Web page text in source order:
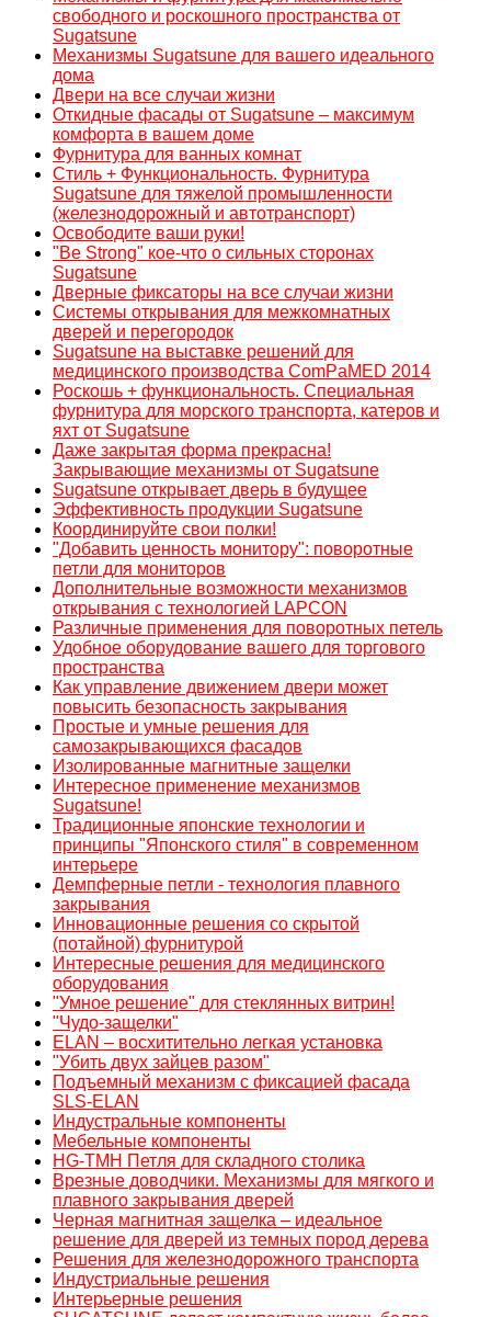
свободного и роскошного пространства от
Sugatsune
Механизмы Sugatsune для вашего идеального
дома
Двери на все случаи жизни
Откидные фасады от Sugatsune – максимум
комфорта в вашем доме
Фурнитура для ванных комнат
Стиль + Функциональность. Фурнитура
Sugatsune для тяжелой промышленности
(железнодорожный и автотранспорт)
Освободите ваши руки!
"Be Strong" кое-что о сильных сторонах
Sugatsune
Дверные фиксаторы на все случаи жизни
Системы открывания для межкомнатных
дверей и перегородок
Sugatsune на выставке решений для
медицинского производства ComPaMED 2014
Роскошь + функциональность. Специальная
фурнитура для морского транспорта, катеров и
яхт от Sugatsune
Даже закрытая форма прекрасна!
Закрывающие механизмы от Sugatsune
Sugatsune открывает дверь в будущее
Эффективность продукции Sugatsune
Координируйте свои полки!
"Добавить ценность монитору": поворотные
петли для мониторов
Дополнительные возможности механизмов
открывания с технологией LAPCON
Различные применения для поворотных петель
Удобное оборудование вашего для торгового
пространства
Как управление движением двери может
повысить безопасность закрывания
Простые и умные решения для
самозакрывающихся фасадов
Изолированные магнитные защелки
Интересное применение механизмов
Sugatsune!
Традиционные японские технологии и
принципы "Японского стиля" в современном
интерьере
Демпферные петли - технология плавного
закрывания
Инновационные решения со скрытой
(потайной) фурнитурой
Интересные решения для медицинского
оборудования
"Умное решение" для стеклянных витрин!
"Чудо-защелки"
ELAN – восхитительно легкая установка
"Убить двух зайцев разом"
Подъемный механизм с фиксацией фасада
SLS-ELAN
Индустральные компоненты
Мебельные компоненты
HG-TMH Петля для складного столика
Врезные доводчики. Механизмы для мягкого и
плавного закрывания дверей
Черная магнитная защелка – идеальное
решение для дверей из темных пород дерева
Решения для железнодорожного транспорта
Индустриальные решения
Интерьерные решения